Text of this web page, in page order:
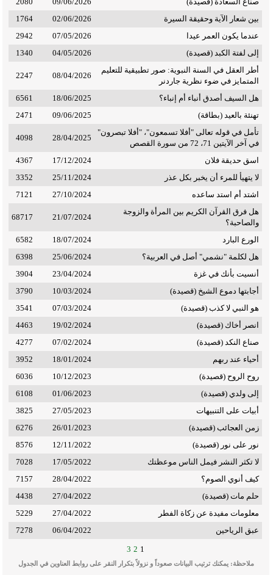
بين شعار الآية وحقيقة السيرة
02/06/2026
1764
عندما يكون العمر عيدا
07/05/2026
2942
إلى لفتة الكبد (قصيدة)
04/05/2026
1340
أطر العقل في السنة النبوية: صور تطبيقية للتعليم
المتمايز في ضوء نظرية جاردنر
08/04/2026
2247
هل السيف أصدق أنباء أم إنباء؟ 18/06/2025
6561
تهنئة بالعيد (بطاقة)
09/06/2025
2471
تأمل في قوله تعالى "أفلا تسمعون"، "أفلا تبصرون"
في آخر الآيتين 71، 72 من سورة القصص
28/04/2025
4098
اسق حديقة فلان 17/12/2024
4367
لا يتهيأ للمرء أن يخبر بكل عذر
25/11/2024
3352
اشتد أم استد ساعده
27/10/2024
7121
هل فرق القرآن الكريم بين المرأة والزوجة
والصاحبة؟
21/07/2024
68717
الورع البارد 18/07/2024
6582
هل لكلمة "نشمي" أصل في العربية؟
25/06/2024
6398
أنسيت بأنك في غزة
23/04/2024
3904
أجابتها دموع الشيخ (قصيدة)
10/03/2024
3790
هو النبي لا كذب (قصيدة)
07/03/2024
3541
انصر أخاك (قصيدة)
19/02/2024
4463
صناع النكد (قصيدة)
07/02/2024
4277
أحياء عند ربهم
18/01/2024
3952
روح الروح (قصيدة)
10/12/2023
6036
إلى ولدي (قصيدة)
01/06/2023
6108
أبيات على التنبيهات
27/05/2023
3825
زمن العجائب (قصيدة)
26/01/2023
6276
نور على نور (قصيدة)
12/11/2022
8576
لا تكثر النشر فيمل الناس موعظتك
17/05/2022
7028
كيف أنوي الصوم؟
28/04/2022
7157
حلم مات (قصيدة)
27/04/2022
4438
معلومات مفيدة عن زكاة الفطر
27/04/2022
5229
عبق الرياحين
06/04/2022
7278
1
2
3
ملاحظة: يمكنك ترتيب البيانات صعوداً و نزولاً بتكرار النقر على روابط العناوين في الجدول